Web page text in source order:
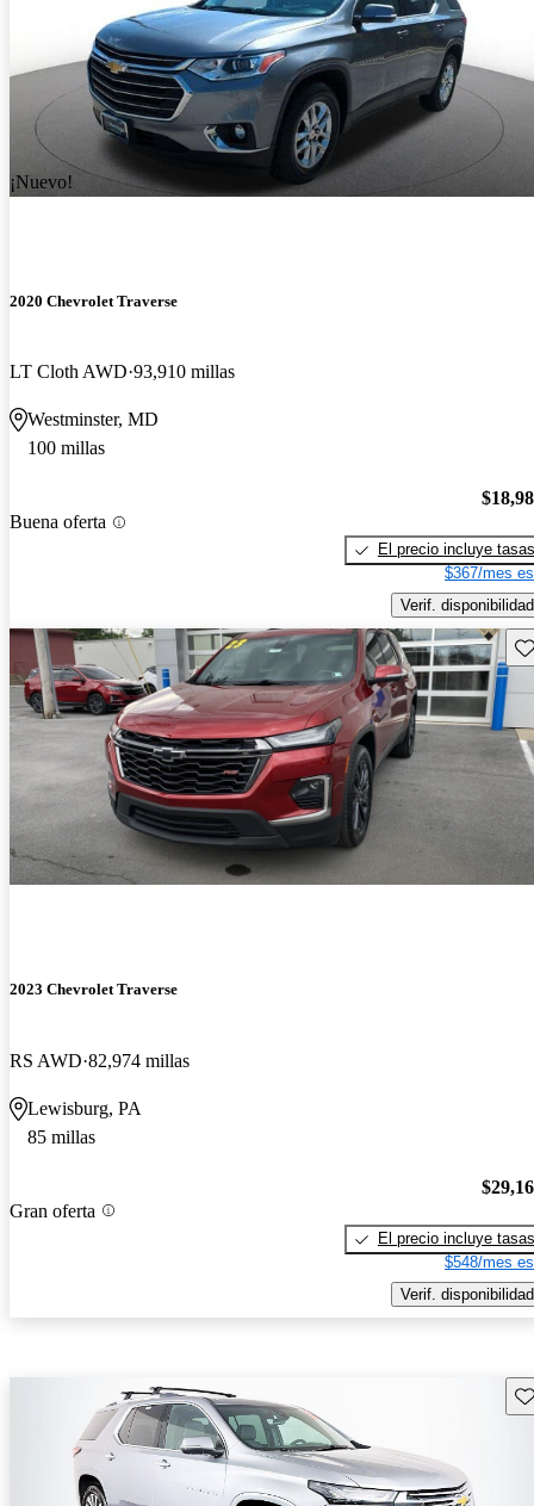
¡Nuevo!
2020 Chevrolet Traverse
LT Cloth AWD 93,910 millas
Westminster, MD
100 millas
Buena oferta
El precio incluye tasas
$367/mes
Verif. disponibilidad
2023 Chevrolet Traverse
RS AWD 82,974 millas
Lewisburg, PA
85 millas
Gran oferta
El precio incluye tasas
$548/mes
Verif. disponibilidad